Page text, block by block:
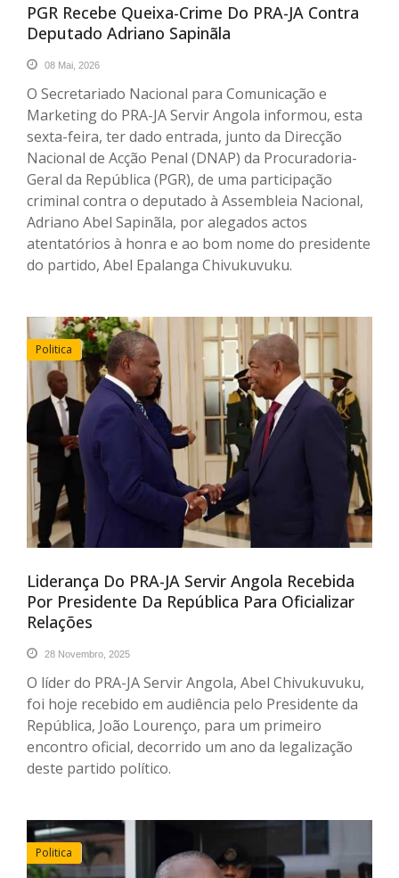
PGR Recebe Queixa-Crime Do PRA-JA Contra
Deputado Adriano Sapinãla
08 Mai, 2026
O Secretariado Nacional para Comunicação e
Marketing do PRA-JA Servir Angola informou, esta
sexta-feira, ter dado entrada, junto da Direcção
Nacional de Acção Penal (DNAP) da Procuradoria-
Geral da República (PGR), de uma participação
criminal contra o deputado à Assembleia Nacional,
Adriano Abel Sapinãla, por alegados actos
atentatórios à honra e ao bom nome do presidente
do partido, Abel Epalanga Chivukuvuku.
Politica
Liderança Do PRA-JA Servir Angola Recebida
Por Presidente Da República Para Oficializar
Relações
28 Novembro, 2025
O líder do PRA-JA Servir Angola, Abel Chivukuvuku,
foi hoje recebido em audiência pelo Presidente da
República, João Lourenço, para um primeiro
encontro oficial, decorrido um ano da legalização
deste partido político.
Politica